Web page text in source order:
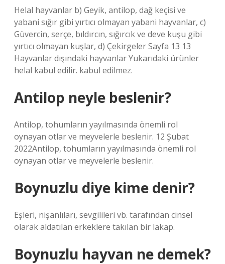
Helal hayvanlar b) Geyik, antilop, dağ keçisi ve
yabani sığır gibi yırtıcı olmayan yabani hayvanlar, c)
Güvercin, serçe, bıldırcın, sığırcık ve deve kuşu gibi
yırtıcı olmayan kuşlar, d) Çekirgeler Sayfa 13 13
Hayvanlar dışındaki hayvanlar Yukarıdaki ürünler
helal kabul edilir. kabul edilmez.
Antilop neyle beslenir?
Antilop, tohumların yayılmasında önemli rol
oynayan otlar ve meyvelerle beslenir. 12 Şubat
2022Antilop, tohumların yayılmasında önemli rol
oynayan otlar ve meyvelerle beslenir.
Boynuzlu diye kime denir?
Eşleri, nişanlıları, sevgilileri vb. tarafından cinsel
olarak aldatılan erkeklere takılan bir lakap.
Boynuzlu hayvan ne demek?